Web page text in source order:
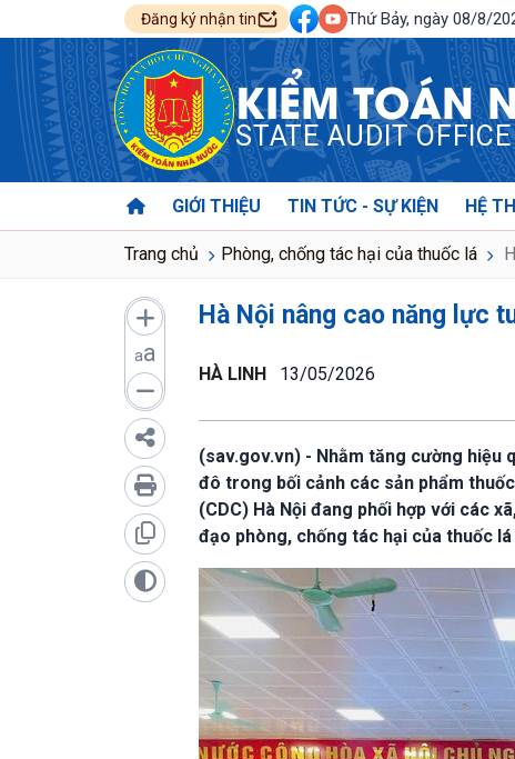
Đăng ký nhận tin Thứ Bảy, ngày 08/8/
KIỂM TOÁN
STATE AUDIT
GIỚI THIỆU TIN TỨC - SỰ KIỆN HỆ
Trang chủ Phòng, chống tác hại của thuốc lá
aa
Hà Nội nâng cao năng lực
HÀ LINH 13/05/2026
(sav.gov.vn) - Nhằm tăng cường hiệu
đô trong bối cảnh các sản phẩm
(CDC) Hà Nội đang phối hợp với các
đạo phòng, chống tác hại của thuốc